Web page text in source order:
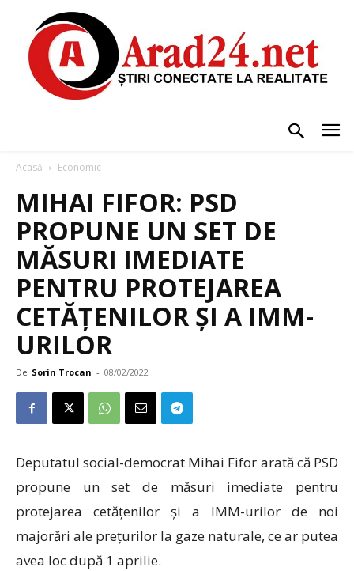
Acasă Economic
MIHAI FIFOR: PSD
PROPUNE UN SET DE
MĂSURI IMEDIATE
PENTRU PROTEJAREA
CETĂȚENILOR ȘI A IMM-
URILOR
De Sorin Trocan - 08/02/2022
Deputatul social-democrat Mihai Fifor arată că PSD
propune un set de măsuri imediate pentru
protejarea cetățenilor și a IMM-urilor de noi
majorări ale prețurilor la gaze naturale, ce ar putea
avea loc după 1 aprilie.